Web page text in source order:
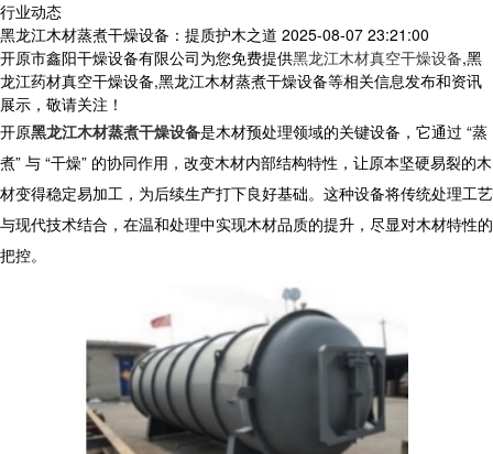
行业动态
黑龙江木材蒸煮干燥设备：提质护木之道 2025-08-07 23:21:00
开原市鑫阳干燥设备有限公司为您免费提供黑龙江木材真空干燥设备,黑
龙江药材真空干燥设备,黑龙江木材蒸煮干燥设备等相关信息发布和资讯
展示，敬请关注！
开原黑龙江木材蒸煮干燥设备是木材预处理领域的关键设备，它通过 “蒸
煮” 与 “干燥” 的协同作用，改变木材内部结构特性，让原本坚硬易裂的木
材变得稳定易加工，为后续生产打下良好基础。这种设备将传统处理工艺
与现代技术结合，在温和处理中实现木材品质的提升，尽显对木材特性的
把控。